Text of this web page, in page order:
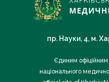
пр. Науки, 4, м.
Єдиним офіційним
національного